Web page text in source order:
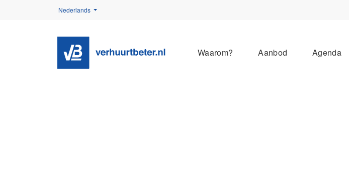
Nederlands
Waarom? Aanbod Agenda